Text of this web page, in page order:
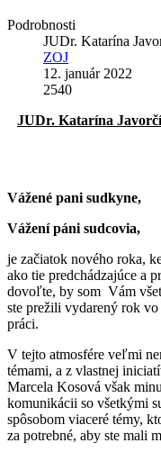
Podrobnosti
JUDr. Katarína
ZOJ
12. január 2022
2540
JUDr. Katarína
Vážené pani sudkyne,
Vážení páni sudcovia,
je začiatok nového roka,
ako tie predchádzajúce a
dovoľte, by som Vám
ste prežili vydarený rok
práci.
V tejto atmosfére veľmi
témami, a z vlastnej
Marcela Kosová však
komunikácii so všetkými
spôsobom viaceré témy,
za potrebné, aby ste mali